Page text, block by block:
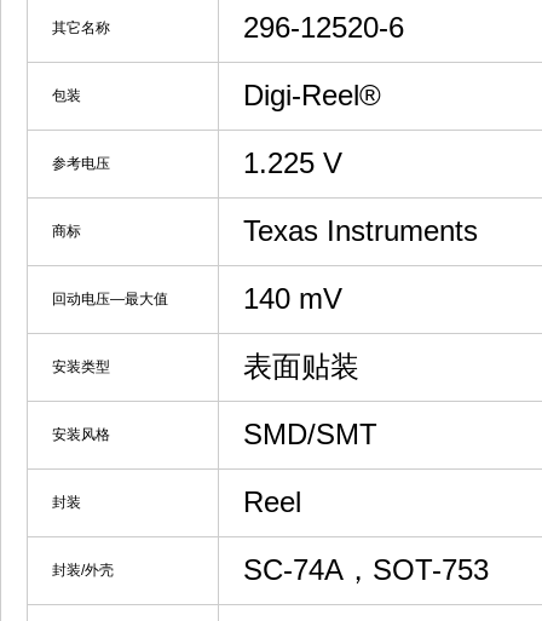
其它名称 296-12520-6
包装 Digi-Reel®
参考电压 1.225 V
商标 Texas Instruments
回动电压—最大值 140 mV
安装类型 表面贴装
安装风格 SMD/SMT
封装 Reel
封装/外壳 SC-74A，SOT-753